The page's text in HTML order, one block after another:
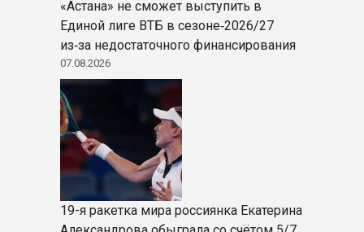
«Астана» не сможет выступить в
Единой лиге ВТБ в сезоне‑2026/27
из‑за недостаточного финансирования
07.08.2026
19-я ракетка мира россиянка Екатерина